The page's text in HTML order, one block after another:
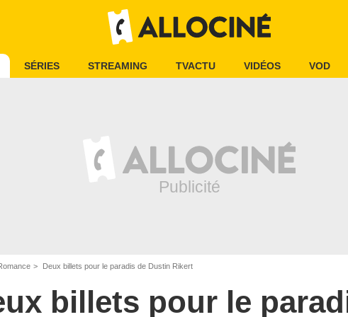
SÉRIES STREAMING TVACTU VIDÉOS VOD
Deux billets pour le paradis de Dustin Rikert
billets pour le